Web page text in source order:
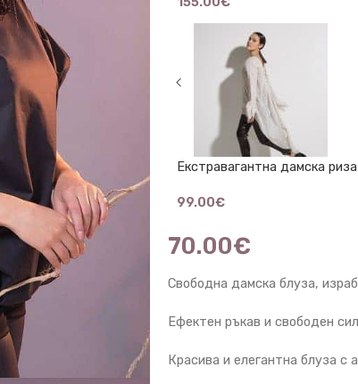
Екстравагантна дамска
99.00€
70.00€
Свободна дамска блуза,
Ефектен ръкав и свободен
Красива и елегантна блуза с